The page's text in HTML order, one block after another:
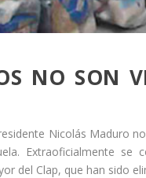
NO SON
Nicolás Maduro
Extraoficialmente se
del Clap, que han sido